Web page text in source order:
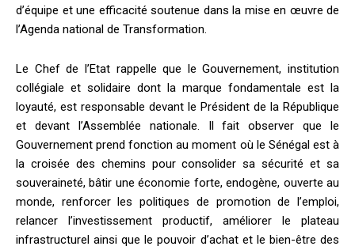
d’équipe et une efficacité soutenue dans la mise en œuvre de
l’Agenda national de Transformation.
Le Chef de l’Etat rappelle que le Gouvernement, institution
collégiale et solidaire dont la marque fondamentale est la
loyauté, est responsable devant le Président de la République
et devant l’Assemblée nationale. Il fait observer que le
Gouvernement prend fonction au moment où le Sénégal est à
la croisée des chemins pour consolider sa sécurité et sa
souveraineté, bâtir une économie forte, endogène, ouverte au
monde, renforcer les politiques de promotion de l’emploi,
relancer l’investissement productif, améliorer le plateau
infrastructurel ainsi que le pouvoir d’achat et le bien-être des